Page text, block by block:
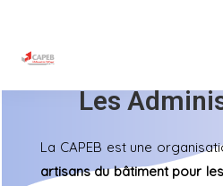
Les
La CAPEB est une
artisans du bâtiment pour